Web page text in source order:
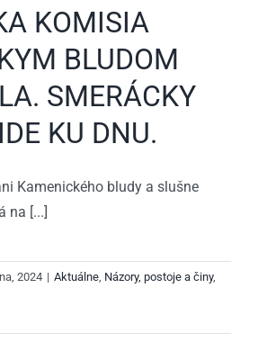
KOMISIA
BLUDOM
SMERÁCKY
KU DNU.
Kamenického bludy a slušne
na [...]
2024 | Aktuálne Názory, postoje a činy,